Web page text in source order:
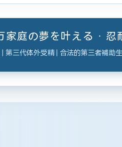
庭の夢を叶える · 忍
第三代体外受精 | 合法的第三者補助